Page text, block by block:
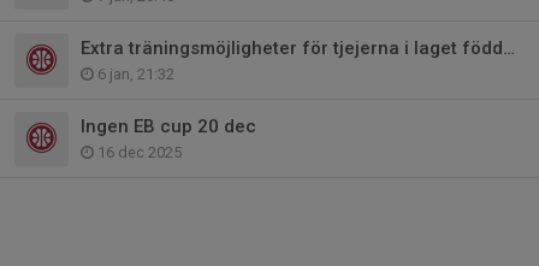
Extra träningsmöjligheter för tjejerna i laget födda 2015
6 jan, 21:32
Ingen EB cup 20 dec
16 dec 2025